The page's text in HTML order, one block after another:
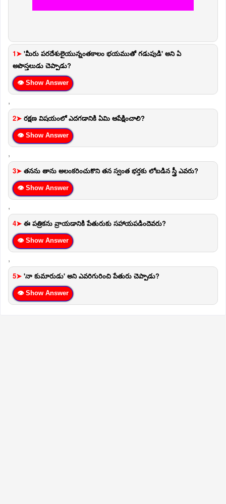
1➤ 'మీరు పరదేశులైయున్నంతకాలం భయముతో గడుపుడి' అని ఏ
అపొస్తలుడు చెప్పాడు?
👁 Show Answer
,
2➤ రక్షణ విషయంలో ఎదగడానికి ఏమి ఆపేక్షించాలి?
👁 Show Answer
,
3➤ తనను తాను అలంకరించుకొని తన స్వంత భర్తకు లోబడిన స్త్రీ ఎవరు?
👁 Show Answer
,
4➤ ఈ పత్రికను వ్రాయడానికి పేతురుకు సహాయపడిందెవరు?
👁 Show Answer
,
5➤ 'నా కుమారుడు' అని ఎవరిగురించి పేతురు చెప్పాడు?
👁 Show Answer